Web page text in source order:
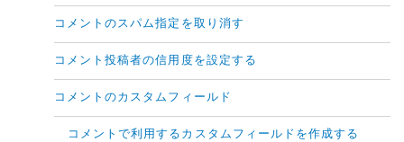
コメントのスパム指定を取り消す
コメント投稿者の信用度を設定する
コメントのカスタムフィールド
コメントで利用するカスタムフィールドを作成する